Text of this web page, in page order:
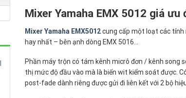
Mixer Yamaha EMX 5012 giá
Mixer Yamaha EMX5012cung cấp một loạt các tính
hay nhất – bên ạnh dòng EMX 5016…
Phần máy trộn có tám kênh micrô đơn / kênh song
thị mức độ đầu vào mà là biến wit kiểm soát được.
post-fade dành riêng được gửi đi liên kết với 2 bộ